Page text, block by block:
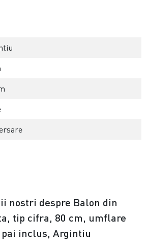
nostri despre Balon din
tip cifra, 80 cm, umflare
inclus, Argintiu